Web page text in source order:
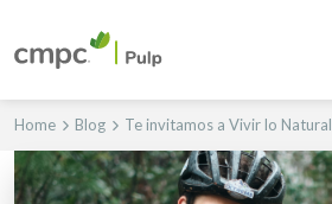
Home Blog Te invitamos a Vivir lo Natural